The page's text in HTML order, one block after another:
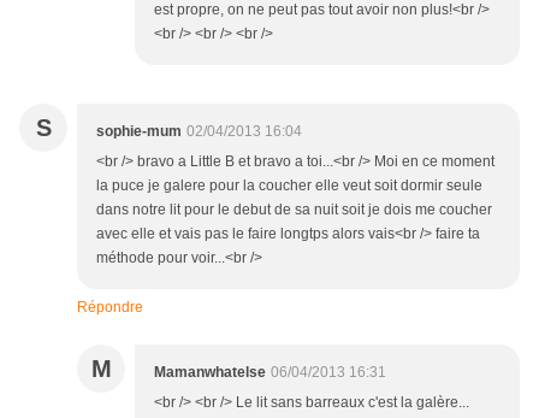
est propre, on ne peut pas tout avoir non plus!<br />
<br /> <br /> <br />
S sophie-mum 02/04/2013 16:04
<br /> bravo a Little B et bravo a toi...<br /> Moi en ce moment
la puce je galere pour la coucher elle veut soit dormir seule
dans notre lit pour le debut de sa nuit soit je dois me coucher
avec elle et vais pas le faire longtps alors vais<br /> faire ta
méthode pour voir...<br />
Répondre
M Mamanwhatelse 06/04/2013 16:31
<br /> <br /> Le lit sans barreaux c'est la galère...